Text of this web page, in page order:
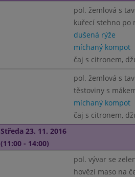
pol. žemlová s
kuřecí stehno po
dušená rýže
míchaný kompot
čaj s citronem,
pol. žemlová s
těstoviny s
míchaný kompot
čaj s citronem,
Středa 23. 11. 2016
(11:00 - 14:00)
pol. vývar se
hovězí maso na